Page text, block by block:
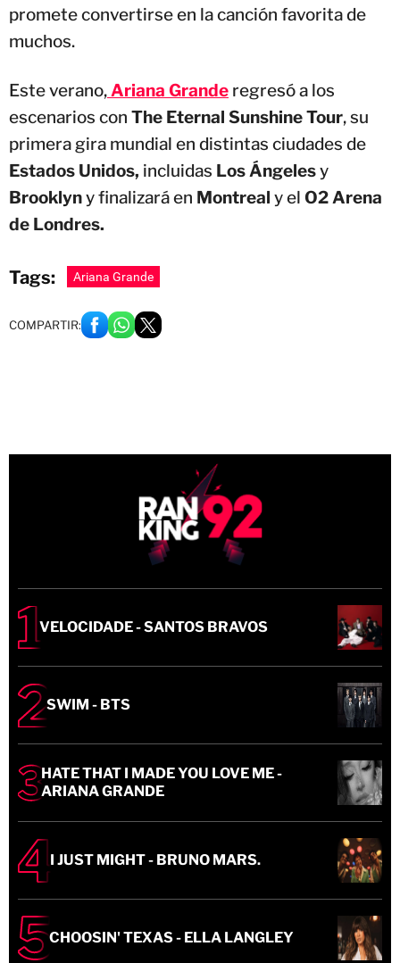
promete convertirse en la canción favorita de
muchos.
Este verano,Ariana Grande regresó a los
escenarios con The Eternal Sunshine Tour, su
primera gira mundial en distintas ciudades de
Estados Unidos, incluidas Los Ángelesy
Brooklyny finalizará en Montreal y el O2 Arena
de Londres.
Tags: Ariana Grande
COMPARTIR:
VELOCIDADE - SANTOS BRAVOS
SWIM - BTS
HATE THAT I MADE YOU LOVE ME -
ARIANA GRANDE
I JUST MIGHT - BRUNO MARS.
CHOOSIN' TEXAS - ELLA LANGLEY